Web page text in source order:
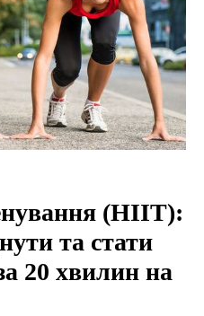
(HIIT):
та стати
20 хвилин на